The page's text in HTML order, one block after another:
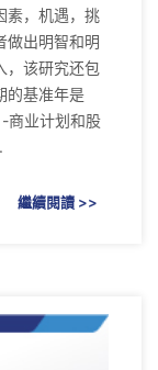
素，机遇，挑
做出明智和明
，该研究还包
的基准年是
商业计划和股
繼續閱讀 >>